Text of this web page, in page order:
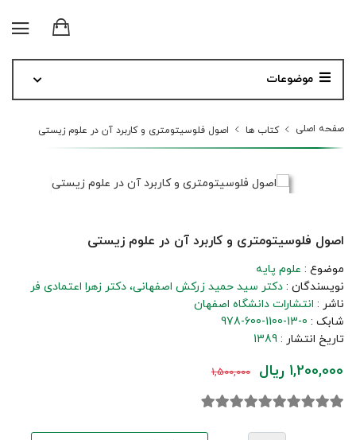
موضوعات
صفحه اصلی کتاب ها اصول فلوسیتومتری و کاربرد آن در علوم زیستی
اصول فلوسیتومتری و کاربرد آن در علوم زیستی
موضوع : علوم پایه
نویسندگان : دکتر سید حمید زرکش اصفهانی دکتر زهرا اعتمادی فر
ناشر : انتشارات دانشگاه اصفهان
شابک : 978-600-1100-13-0
تاریخ انتشار : 1389
1,200,000 ریال 1,500,000